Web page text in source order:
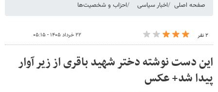
صفحه اصلی اخبار سیاسی احزاب و شخصیت‌ها
۲ نفر ۲۲ خرداد ۱۴۰۵ - ۰۵:۱۵
این دست نوشته دختر شهید باقری از زیر آوار
پیدا شد+ عکس